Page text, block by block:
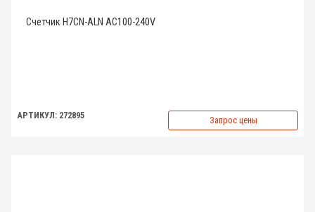
Счетчик H7CN-ALN AC100-240V
АРТИКУЛ: 272895 Запрос цены